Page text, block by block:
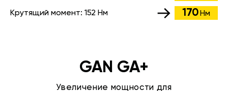
Крутящий момент: 152 Нм 170 Нм
GAN GA+
Увеличение мощности для